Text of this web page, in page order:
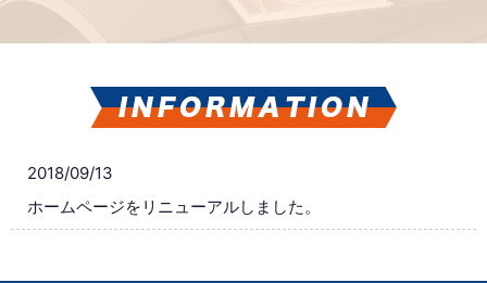
2018/09/13
ホームページをリニューアルしました。